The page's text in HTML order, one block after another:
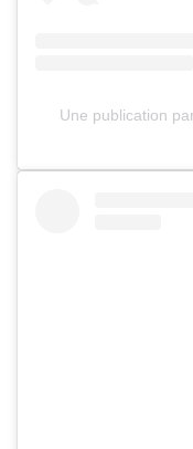
Une publication